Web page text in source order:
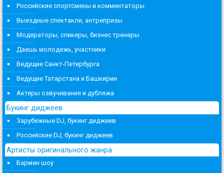
Российские спортсмены и комментаторы
Выездные спектакли, антрепризы
Модераторы, спикеры, бизнес тренеры
Даешь молодежь, участники
Ведущие Санкт-Петербурга
Ведущие Татарстана и Башкирии
Актеры озвучивания и дубляжа
Букинг диджеев
Зарубежные DJ, букинг диджеев
Российские DJ, букинг диджеев
Артисты оригинального жанра
Бармен шоу